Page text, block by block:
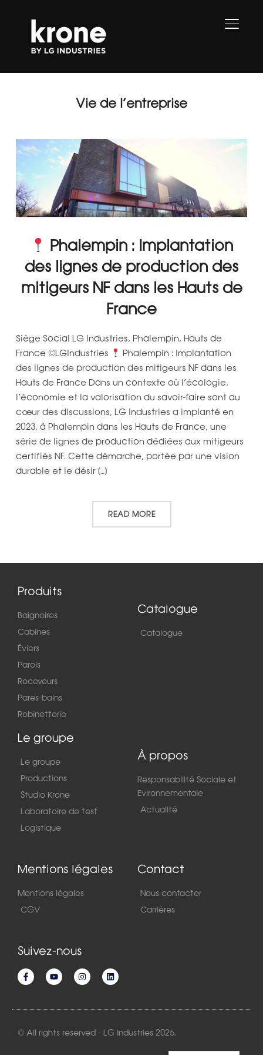
Vie de l’entreprise
Phalempin : Implantation
des lignes de production des
mitigeurs NF dans les Hauts de
France
Siège Social LG Industries, Phalempin, Hauts de
France ©LGIndustries
Phalempin : Implantation
des lignes de production des mitigeurs NF dans les
Hauts de France Dans un contexte où l’écologie,
l’économie et la valorisation du savoir-faire sont au
cœur des discussions, LG Industries a implanté en
2023, à Phalempin dans les Hauts de France, une
série de lignes de production dédiées aux mitigeurs
certifiés NF. Cette démarche, portée par une vision
durable et le désir […]
READ MORE
Produits
Baignoires
Cabines
Éviers
Parois
Receveurs
Pares-bains
Robinetterie
Catalogue
Catalogue
Le groupe
Le groupe
Productions
Studio Krone
Laboratoire de test
Logistique
À propos
Responsabilité Sociale et
Evironnementale
Actualité
Mentions légales
Mentions légales
CGV
Contact
Nous contacter
Carrières
Suivez-nous
© All rights reserved - LG Industries 2025.